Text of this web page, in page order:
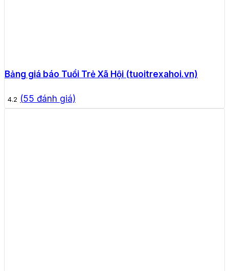
Bảng giá báo Tuổi Trẻ Xã Hội (tuoitrexahoi.vn)
4.2 (55 đánh giá)